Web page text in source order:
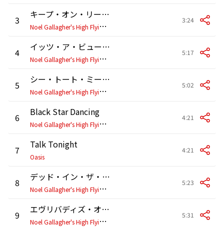
3
キープ・オン・リーチング
N
oel Gallagher's High Flying Birds
3:24
4
イッツ・ア・ビューティフル・ワールド
N
oel Gallagher's High Flying Birds
5:17
5
シー・トート・ミー・ハウ・トゥ・フライ
N
oel Gallagher's High Flying Birds
5:02
6
Black Star Dancing
N
oel Gallagher's High Flying Birds
4:21
7 Talk Tonight
Oasis
4:21
8
デッド・イン・ザ・ウォーター (Live at RTE 2FM Studios, Dublin)
N
oel Gallagher's High Flying Birds
5:23
9
エヴリバディズ・オン・ザ・ラン
N
oel Gallagher's High Flying Birds
5:31